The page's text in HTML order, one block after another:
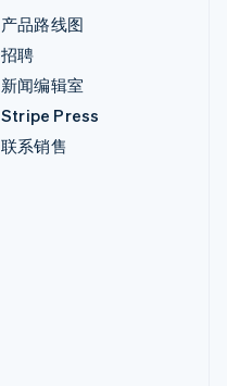
产品路线图
招聘
新闻编辑室
Stripe Press
联系销售